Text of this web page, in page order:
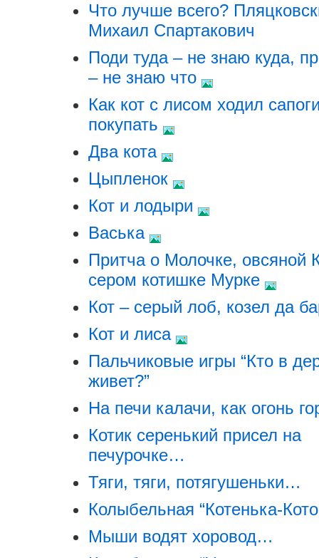
Что лучше всего?
Михаил Спартакович
Поди туда – не знаю куда,
– не знаю что
Как кот с лисом ходил
покупать
Два кота
Цыпленок
Кот и лодыри
Васька
Притча о Молочке, овсяной
сером котишке Мурке
Кот – серый лоб, козел да
Кот и лиса
Пальчиковые игры “Кто в
живет?”
На печи калачи, как огонь
Котик серенький присел на
печурочке…
Тяги, тяги, потягушеньки…
Колыбельная “Котенька-
Мыши водят хоровод…